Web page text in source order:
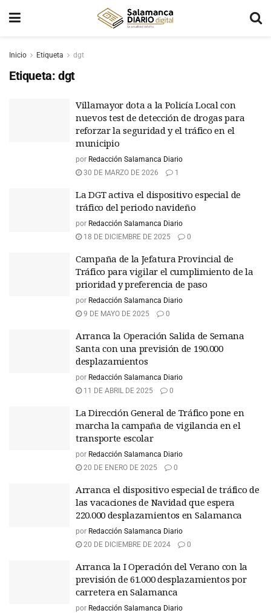
Inicio Etiqueta dgt
Etiqueta: dgt
Villamayor dota a la Policía Local con
nuevos test de detección de drogas para
reforzar la seguridad y el tráfico en el
municipio
por Redacción Salamanca Diario
30 DE MARZO DE 2026
1
La DGT activa el dispositivo especial de
tráfico del periodo navideño
por Redacción Salamanca Diario
18 DE DICIEMBRE DE 2025
0
Campaña de la Jefatura Provincial de
Tráfico para vigilar el cumplimiento de la
prioridad y preferencia de paso
por Redacción Salamanca Diario
9 DE MAYO DE 2025
0
Arranca la Operación Salida de Semana
Santa con una previsión de 190.000
desplazamientos
por Redacción Salamanca Diario
11 DE ABRIL DE 2025
0
La Dirección General de Tráfico pone en
marcha la campaña de vigilancia en el
transporte escolar
por Redacción Salamanca Diario
20 DE ENERO DE 2025
0
Arranca el dispositivo especial de tráfico de
las vacaciones de Navidad que espera
220.000 desplazamientos en Salamanca
por Redacción Salamanca Diario
20 DE DICIEMBRE DE 2024
0
Arranca la I Operación del Verano con la
previsión de 61.000 desplazamientos por
carretera en Salamanca
por Redacción Salamanca Diario